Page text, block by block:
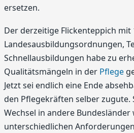
ersetzen.
Der derzeitige Flickenteppich
Landesausbildungsordnungen,
Schnellausbildungen habe zu
Qualitätsmängeln in der Pflege
Jetzt sei endlich eine Ende
den Pflegekräften selber zugute.
Wechsel in andere Bundesländer
unterschiedlichen